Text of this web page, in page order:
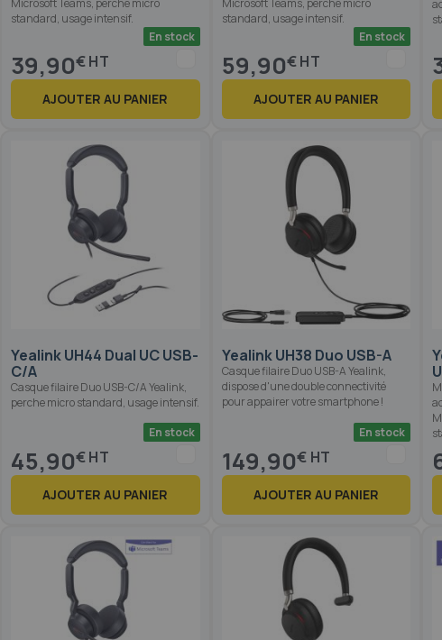
standard, usage intensif.
En stock
39,90€
AJOUTER AU PANIER
standard, usage intensif.
En stock
59,90€
AJOUTER AU PANIER
Yealink UH44 Dual UC USB-
C/A
Casque filaire Duo USB-C/A Yealink,
perche micro standard, usage intensif.
En stock
45,90€
AJOUTER AU PANIER
Yealink UH38 Duo USB-A
Casque filaire Duo USB-A Yealink,
dispose d'une double connectivité
pour appairer votre smartphone !
En stock
149,90€
AJOUTER AU PANIER